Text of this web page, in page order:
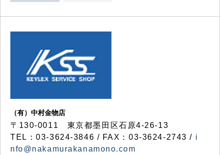
（有）中村金物店
〒130-0011 東京都墨田区石原4-26-13
TEL：03-3624-3846 / FAX：03-3624-2743 / i
nfo@nakamurakanamono.com